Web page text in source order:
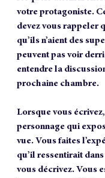
votre protagoniste.
devez vous rappeler
qu’ils n’aient des
peuvent pas voir
entendre la
prochaine chambre.
Lorsque vous
personnage qui
vue. Vous faites
qu’il ressentirait
vous décrivez. Vous